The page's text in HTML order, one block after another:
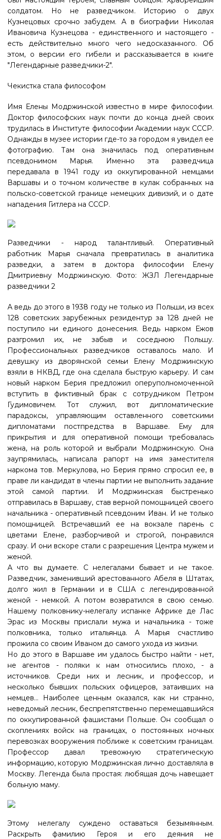
солдатом. Но не разведчиком. Историю о двух
Кузнецовых срочно забудем. А в биографии Николая
Ивановича Кузнецова - единственного и настоящего -
есть действительно много чего недосказанного. Об
этом, о версии его гибели и рассказывается в книге
"Легендарные разведчики-2".
Чекистка стала философом
Имя Елены Модржинской известно в мире философии.
Доктор философских наук почти до конца дней своих
трудилась в Институте философии Академии наук СССР.
Однажды в музее истории где-то за городом я увидел ее
фотографию. Там она значилась под оперативным
псевдонимом Марья. Именно эта разведчица
передавала в 1941 году из оккупированной немцами
Варшавы и о точном количестве в кулак собранных на
польско-советской границе немецких дивизий, и о дате
нападения Гитлера на СССР.
Разведчики - народ талантливый. Оперативный
работник Марья сначала превратилась в аналитика
разведки, а затем в доктора философии Елену
Дмитриевну Модржинскую. Фото: ЖЗЛ Легендарные
разведчики 2
А ведь до этого в 1938 году не только из Польши, из всех
128 советских зарубежных резидентур за 128 дней не
поступило ни единого донесения. Ведь нарком Ежов
разгромил их, не забыв и соседнюю Польшу.
Профессиональных разведчиков оставалось мало. И
девушку из дворянской семьи Елену Модржинскую
взяли в НКВД, где она сделала быструю карьеру. И сам
новый нарком Берия предложил оперуполномоченной
вступить в фиктивный брак с сотрудником Петром
Гудимовичем. Тот служил, вот дипломатические
парадоксы, управляющим оставленного советскими
дипломатами постпредства в Варшаве. Ему для
прикрытия и для оперативной помощи требовалась
жена, на роль которой и выбрали Модржинскую. Она
заупрямилась, написала рапорт на имя заместителя
наркома тов. Меркулова, но Берия прямо спросил ее, в
праве ли кандидат в члены партии не выполнить задание
этой самой партии. И Модржинская быстренько
отправилась в Варшаву, став верной помощницей своего
начальника - оперативный псевдоним Иван. И не только
помощницей. Встречавший ее на вокзале парень с
цветами Елене, разборчивой и строгой, понравился
сразу. И они вскоре стали с разрешения Центра мужем и
женой.
А что вы думаете. С нелегалами бывает и не такое.
Разведчик, заменивший арестованного Абеля в Штатах,
долго жил в Германии и в США с легендированной
женой - немкой. А потом возвратился в свою семью.
Нашему полковнику-нелегалу испанке Африке де Лас
Эрас из Москвы прислали мужа и начальника - тоже
полковника, только итальянца. А Марья счастливо
прожила со своим Иваном до самого ухода из жизни.
Но до этого в Варшаве им удалось быстро найти - нет,
не агентов - поляки к нам относились плохо, - а
источников. Среди них и лесник, и профессор, и
несколько бывших польских офицеров, затаивших на
немцев... Наиболее ценным оказался, как ни странно,
неведомый лесник, беспрепятственно перемещавшийся
по оккупированной фашистами Польше. Он сообщал о
скоплениях войск на границах, о постоянных ночных
перевозках вооружения поближе к советским границам.
Профессор давал тревожную стратегическую
информацию, которую Модржинская лично доставляла в
Москву. Легенда была простая: любящая дочь навещает
больную маму.
Этому нелегалу суждено оставаться безымянным.
Раскрыть фамилию Героя и его деяния не